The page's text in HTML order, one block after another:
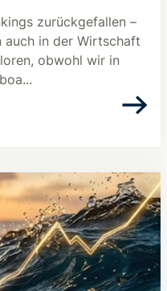
zurückgefallen –
auch in der Wirtschaft
obwohl wir in